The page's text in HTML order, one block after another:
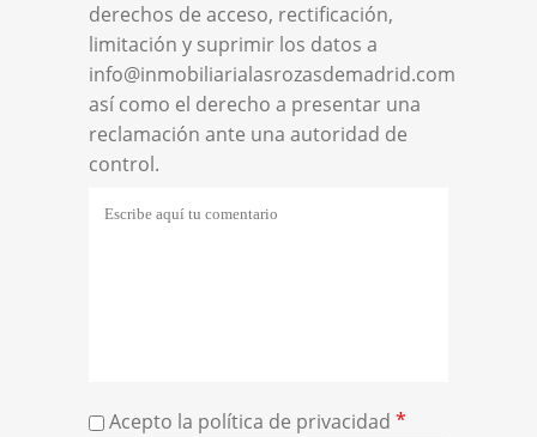
derechos de acceso, rectificación,
limitación y suprimir los datos a
info@inmobiliarialasrozasdemadrid.com
así como el derecho a presentar una
reclamación ante una autoridad de
control.
Acepto la política de privacidad *